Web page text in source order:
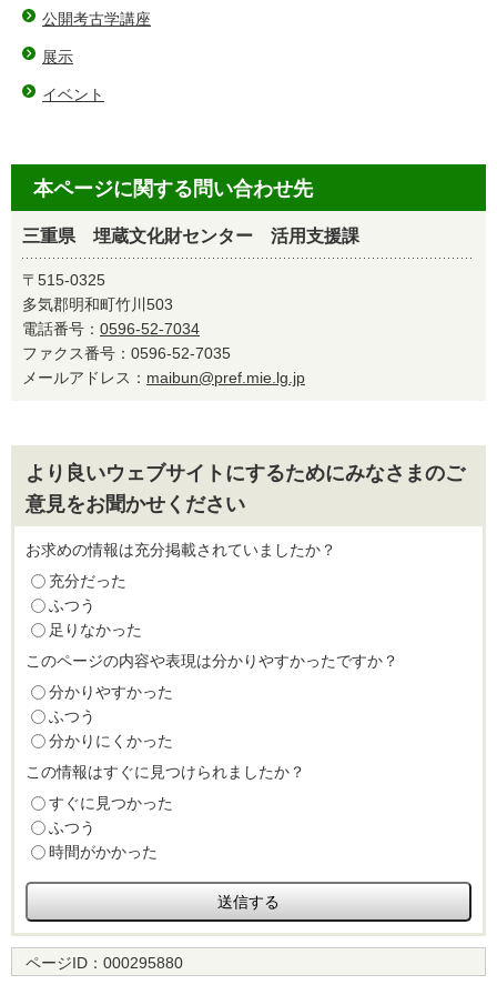
公開考古学講座
展示
イベント
本ページに関する問い合わせ先
三重県 埋蔵文化財センター 活用支援課
〒515-0325
多気郡明和町竹川503
電話番号： 0596-52-7034
ファクス番号：0596-52-7035
メールアドレス： maibun@pref.mie.lg.jp
より良いウェブサイトにするためにみなさまのご
意見をお聞かせください
お求めの情報は充分掲載されていましたか？
充分だった
ふつう
足りなかった
このページの内容や表現は分かりやすかったですか？
分かりやすかった
ふつう
分かりにくかった
この情報はすぐに見つけられましたか？
すぐに見つかった
ふつう
時間がかかった
ページID： 000295880